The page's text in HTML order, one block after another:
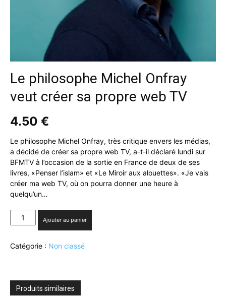
Le philosophe Michel Onfray
veut créer sa propre web TV
4.50 €
Le philosophe Michel Onfray, très critique envers les médias,
a décidé de créer sa propre web TV, a-t-il déclaré lundi sur
BFMTV à l’occasion de la sortie en France de deux de ses
livres, «Penser l’islam» et «Le Miroir aux alouettes». «Je vais
créer ma web TV, où on pourra donner une heure à
quelqu’un…
quantité
de
philosophe
créer
Ajouter au panier
Catégorie : Non classé
Produits similaires